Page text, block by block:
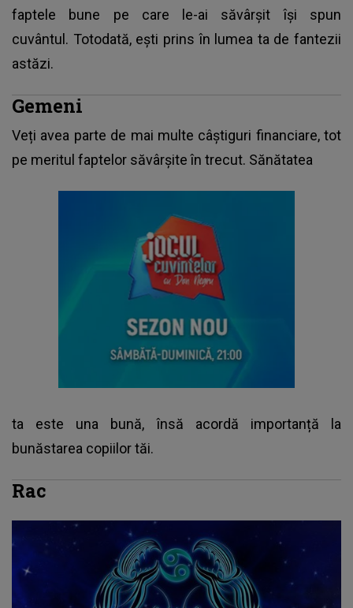
faptele bune pe care le-ai săvârșit își spun
cuvântul. Totodată, ești prins în lumea ta de fantezii
astăzi.
Gemeni
Veți avea parte de mai multe câștiguri financiare, tot
pe meritul faptelor săvârșite în trecut. Sănătatea
ta este una bună, însă acordă importanță la
bunăstarea copiilor tăi.
Rac